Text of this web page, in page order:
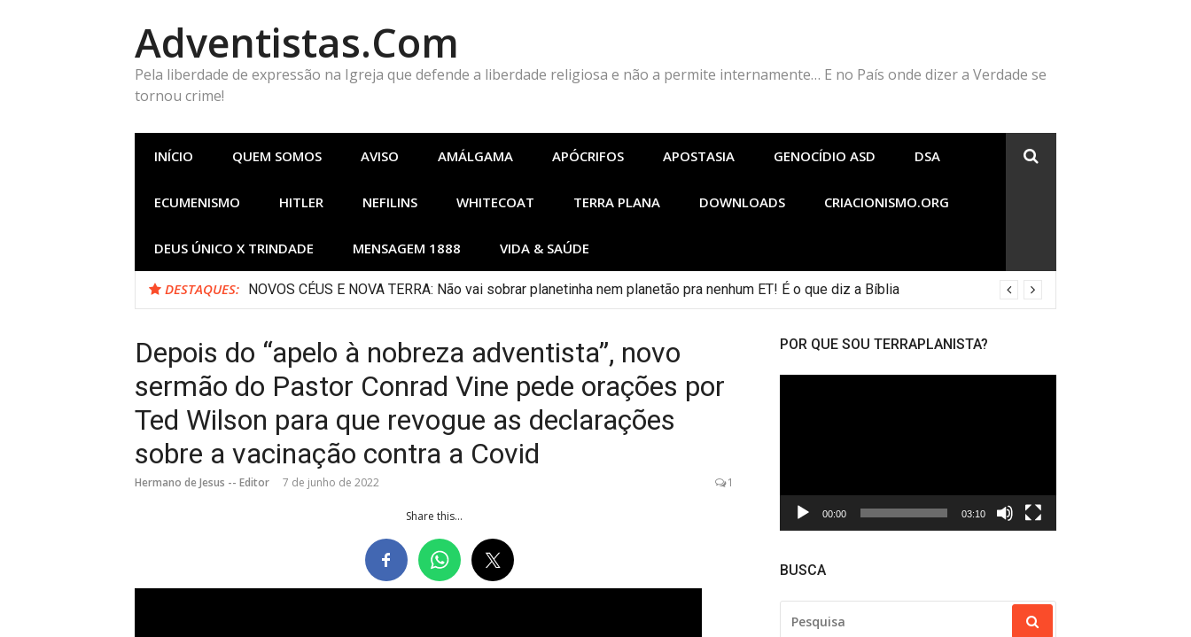
Adventistas.Com
Pela liberdade de expressão na Igreja que defende a liberdade religiosa e não a permite internamente… E no País onde dizer a Verdade se
tornou crime!
INÍCIO QUEM SOMOS AVISO AMÁLGAMA APÓCRIFOS APOSTASIA GENOCÍDIO ASD DSA
ECUMENISMO HITLER NEFILINS WHITECOAT TERRA PLANA DOWNLOADS CRIACIONISMO.ORG
DEUS ÚNICO X TRINDADE MENSAGEM 1888 VIDA & SAÚDE
DESTAQUES: NOVOS CÉUS E NOVA TERRA: Não vai sobrar planetinha nem planetão pra nenhum ET! É o que diz a Bíblia
Depois do “apelo à nobreza adventista”, novo
sermão do Pastor Conrad Vine pede orações por
Ted Wilson para que revogue as declarações
sobre a vacinação contra a Covid
Hermano de Jesus -- Editor 7 de junho de 2022 1
Share this...
POR QUE SOU TERRAPLANISTA?
00:00 03:10
BUSCA
POR: